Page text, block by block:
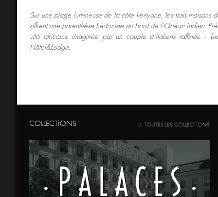
Sur une plage lumineuse de la côte kenyane, les trois maisons
offrent une parenthèse hédoniste au bord de l’Océan Indien.
vita africaine imaginée par un couple d’Italiens raffinés. -
Hôtel&Lodge.
COLLECTIONS TOUTES LES COLLECTIONS